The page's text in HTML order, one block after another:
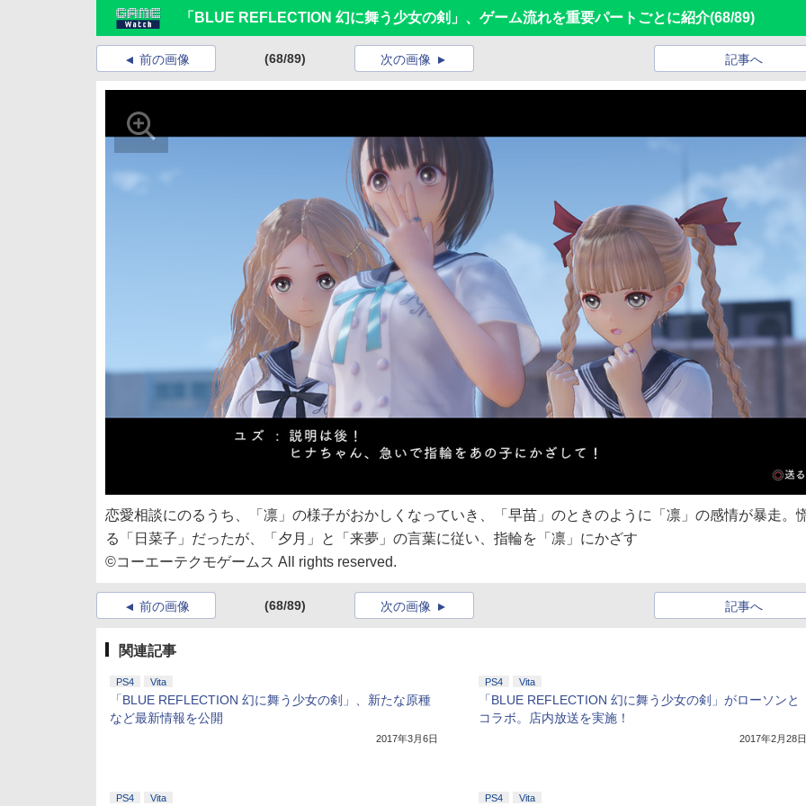
「BLUE REFLECTION 幻に舞う少女の剣」、ゲーム流れを重要パートごとに紹介(68/89)
前の画像 (68/89) 次の画像 記事へ
恋愛相談にのるうち、「凛」の様子がおかしくなっていき、「早苗」のときのように「凛」の感情が暴走。
る「日菜子」だったが、「夕月」と「来夢」の言葉に従い、指輪を「凛」にかざす
©コーエーテクモゲームス All rights reserved.
前の画像 (68/89) 次の画像 記事へ
関連記事
PS4 Vita
「BLUE REFLECTION 幻に舞う少女の剣」、新たな原種
など最新情報を公開
2017年3月6日
PS4 Vita
「BLUE REFLECTION 幻に舞う少女の剣」がローソンと
コラボ。店内放送を実施！
2017年2月28日
PS4 Vita PS4 Vita